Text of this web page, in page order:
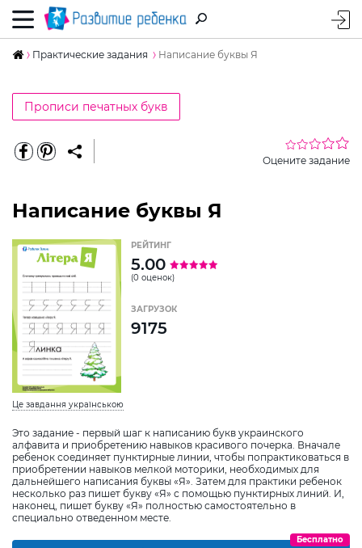
Практические задания Написание буквы Я
Прописи печатных букв
Оцените задание
Написание буквы Я
Це завдання українською
Это задание - первый шаг к написанию букв украинского
алфавита и приобретению навыков красивого почерка. Вначале
ребенок соединяет пунктирные линии, чтобы попрактиковаться в
приобретении навыков мелкой моторики, необходимых для
дальнейшего написания буквы «Я». Затем для практики ребенок
несколько раз пишет букву «Я» с помощью пунктирных линий. И,
наконец, пишет букву «Я» полностью самостоятельно в
специально отведенном месте.
РЕЙТИНГ
5.00
(0 оценок)
ЗАГРУЗОК
9175
Бесплатно